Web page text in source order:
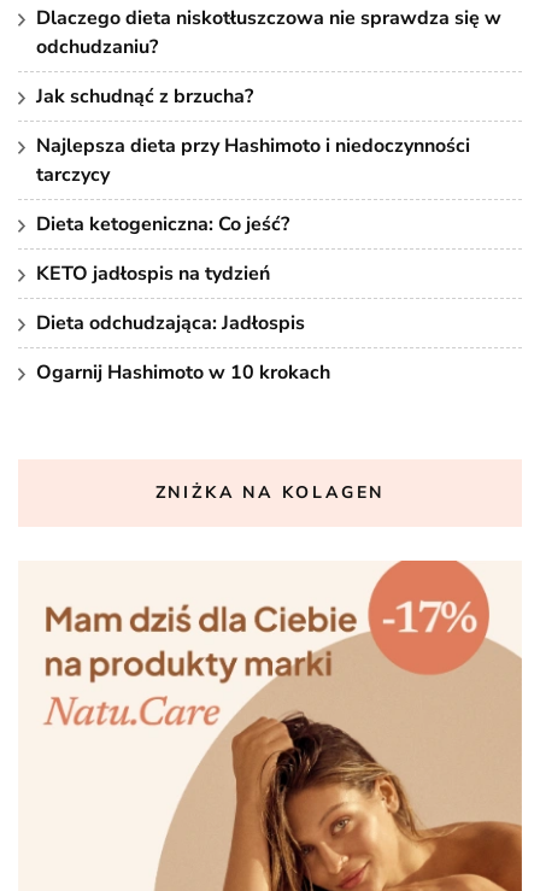
Dlaczego dieta niskotłuszczowa nie sprawdza się w
odchudzaniu?
Jak schudnąć z brzucha?
Najlepsza dieta przy Hashimoto i niedoczynności
tarczycy
Dieta ketogeniczna: Co jeść?
KETO jadłospis na tydzień
Dieta odchudzająca: Jadłospis
Ogarnij Hashimoto w 10 krokach
ZNIŻKA NA KOLAGEN